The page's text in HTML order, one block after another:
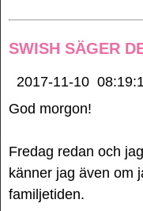
SWISH SÄGER
2017-11-10
God morgon!
Fredag redan och
känner jag även om
familjetiden.